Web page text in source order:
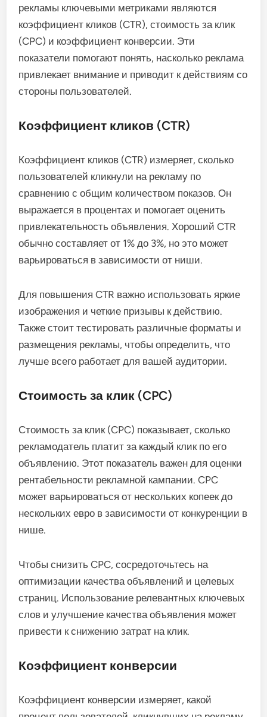
рекламы ключевыми метриками являются
коэффициент кликов (CTR), стоимость за клик
(CPC) и коэффициент конверсии. Эти
показатели помогают понять, насколько реклама
привлекает внимание и приводит к действиям со
стороны пользователей.
Коэффициент кликов (CTR)
Коэффициент кликов (CTR) измеряет, сколько
пользователей кликнули на рекламу по
сравнению с общим количеством показов. Он
выражается в процентах и помогает оценить
привлекательность объявления. Хороший CTR
обычно составляет от 1% до 3%, но это может
варьироваться в зависимости от ниши.
Для повышения CTR важно использовать яркие
изображения и четкие призывы к действию.
Также стоит тестировать различные форматы и
размещения рекламы, чтобы определить, что
лучше всего работает для вашей аудитории.
Стоимость за клик (CPC)
Стоимость за клик (CPC) показывает, сколько
рекламодатель платит за каждый клик по его
объявлению. Этот показатель важен для оценки
рентабельности рекламной кампании. CPC
может варьироваться от нескольких копеек до
нескольких евро в зависимости от конкуренции в
нише.
Чтобы снизить CPC, сосредоточьтесь на
оптимизации качества объявлений и целевых
страниц. Использование релевантных ключевых
слов и улучшение качества объявления может
привести к снижению затрат на клик.
Коэффициент конверсии
Коэффициент конверсии измеряет, какой